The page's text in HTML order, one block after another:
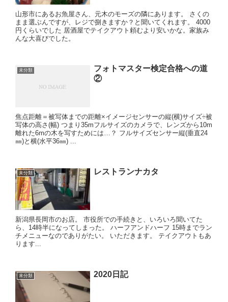
山形市にあるお魚屋さん、元木のモーズの隣にあります。 さくの
まま選ぶんですが、レジで捌きますか？と聞いてくれます。 4000
円くらいでした 居酒屋でテイクアウト頼むより安いかな。家族み
んな大喜びでした。
未分類
フォトマスター検定合格への道
②
焦点距離＝被写体までの距離×イメージセンサーの縦(横)サイズ÷被
写体の高さ(幅) つまり35mフルサイズのカメラで、レンズから10m
離れた6mの木を写すためには…？ フルサイズセンサー縦(垂直24
㎜)と横(水平36㎜) ...
未分類 レストランナカタ
新潟県長岡市のお店。 市役所での手続きと、いろいろ聞いてた
ら、14時半になってしまった。 ハーフアンドハーフ 15時までラン
チメニューなのでありがたい。 いただきます。 テイクアウトもあ
ります...
未分類 2020日記